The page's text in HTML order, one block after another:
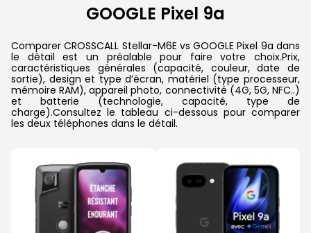
GOOGLE Pixel 9a
Comparer CROSSCALL Stellar-M6E vs GOOGLE Pixel 9a dans
le détail est un préalable pour faire votre choix.Prix,
caractéristiques générales (capacité, couleur, date de
sortie), design et type d’écran, matériel (type processeur,
mémoire RAM), appareil photo, connectivité (4G, 5G, NFC..)
et batterie (technologie, capacité, type de
charge).Consultez le tableau ci-dessous pour comparer
les deux téléphones dans le détail.